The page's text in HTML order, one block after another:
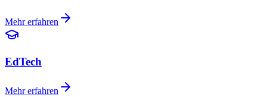
Mehr erfahren
EdTech
Mehr erfahren